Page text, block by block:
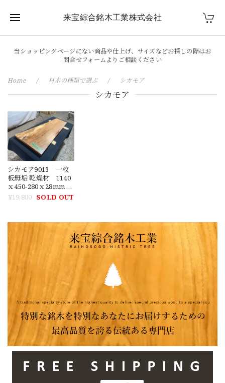
来宝綜合銘木工業株式会社
当ショッピングページにない商品や仕上げ、サイズなどお探しの際はお
問合せフォームよりご相談ください
Home 材木の種類で選ぶ シカモア
シカモア
シカモア9013 一枚
板無垢 乾燥材 1140
ｘ450-280ｘ28mm カ
ウンター センター
ル 楓
¥19,800 SOLD OUT